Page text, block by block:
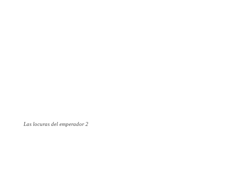
Las locuras del emperador 2